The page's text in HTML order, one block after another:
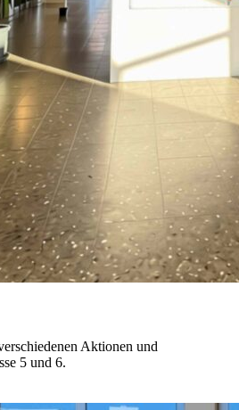
Aktionen und
5 und 6.